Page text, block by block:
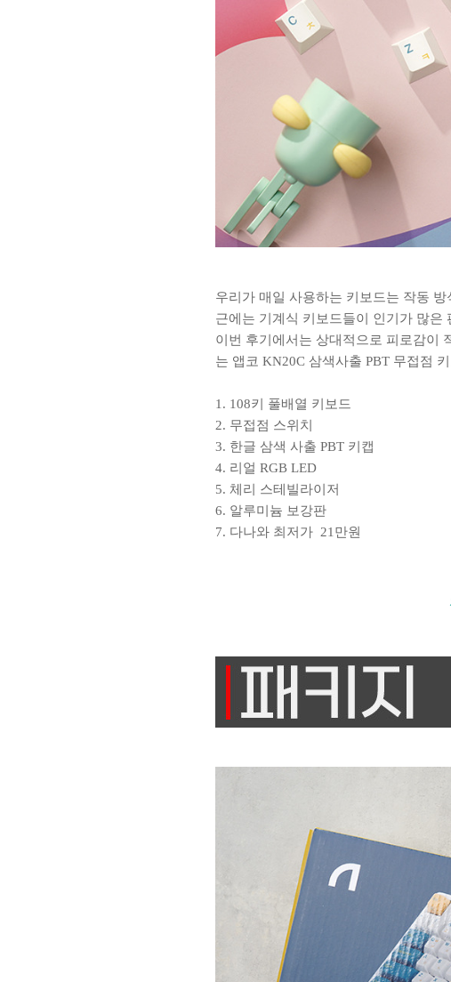
우리가 매일 사용하는 키보드는 작동
근에는 기계식 키보드들이 인기가 많은
이번 후기에서는 상대적으로 피로감이
는 앱코 KN20C 삼색사출 PBT 무접점
1. 108키 풀배열 키보드
2. 무접점 스위치
3. 한글 삼색 사출 PBT 키캡
4. 리얼 RGB LED
5. 체리 스테빌라이저
6. 알루미늄 보강판
7. 다나와 최저가 21만원